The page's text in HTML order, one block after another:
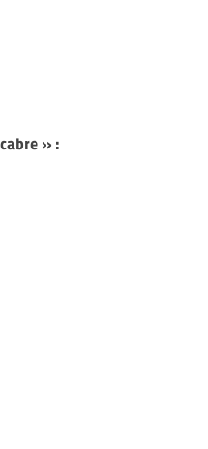
» :